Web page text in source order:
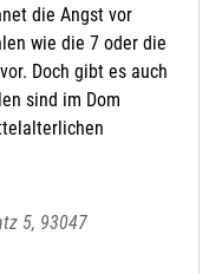
die Angst vor
wie die 7 oder die
Doch gibt es auch
sind im Dom
5, 93047